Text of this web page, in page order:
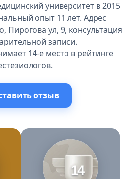
университет в 2015
опыт 11 лет. Адрес
Пирогова ул, 9, консультация
записи.
14-е место в рейтинге
отзыв
14